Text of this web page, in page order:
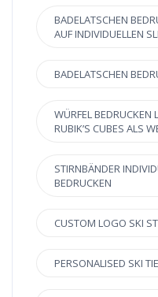
BADELATSCHEN
AUF INDIVIDUELLEN
BADELATSCHEN
WÜRFEL BEDRUCKEN
RUBIK’S CUBES ALS
STIRNBÄNDER
BEDRUCKEN
CUSTOM LOGO SKI
PERSONALISED SKI